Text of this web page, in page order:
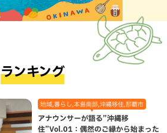
ランキング
地域,暮らし,本島南部,沖縄移住,那覇市
アナウンサーが語る”沖縄移
住”Vol.01：偶然のご縁から始まった